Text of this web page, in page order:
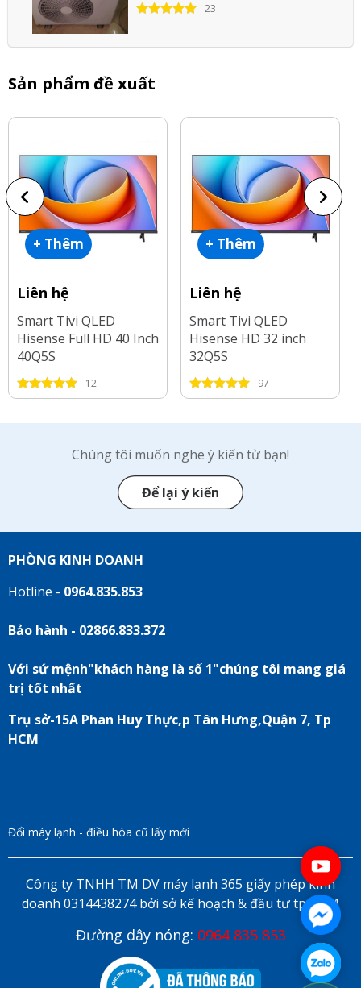
23
Sản phẩm đề xuất
+ Thêm
Liên hệ
Smart Tivi QLED
Hisense Full HD 40 Inch
40Q5S
12
+ Thêm
Liên hệ
Smart Tivi QLED
Hisense HD 32 inch
32Q5S
97
Chúng tôi muốn nghe ý kiến từ bạn!
Để lại ý kiến
PHÒNG KINH DOANH
Hotline - 0964.835.853
Bảo hành - 02866.833.372
Với sứ mệnh"khách hàng là số 1"chúng tôi mang giá
trị tốt nhất
Trụ sở-15A Phan Huy Thực,p Tân Hưng,Quận 7, Tp
HCM
Đổi máy lạnh - điều hòa cũ lấy mới
Công ty TNHH TM DV máy lạnh 365 giấy phép kinh
doanh 0314438274 bởi sở kế hoạch & đầu tư tp HCM
Đường dây nóng: 0964 835 853